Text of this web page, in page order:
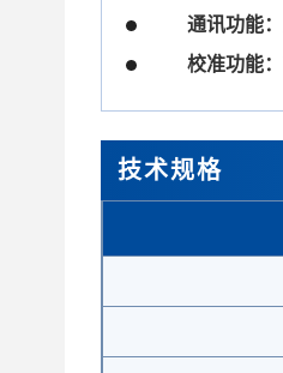
通讯功能：
校准功能：
技术规格